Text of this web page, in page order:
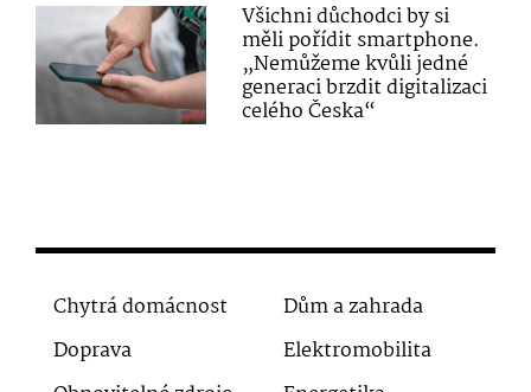
Všichni důchodci by si
měli pořídit smartphone.
„Nemůžeme kvůli jedné
generaci brzdit digitalizaci
celého Česka“
Chytrá domácnost
Dům a zahrada
Doprava
Elektromobilita